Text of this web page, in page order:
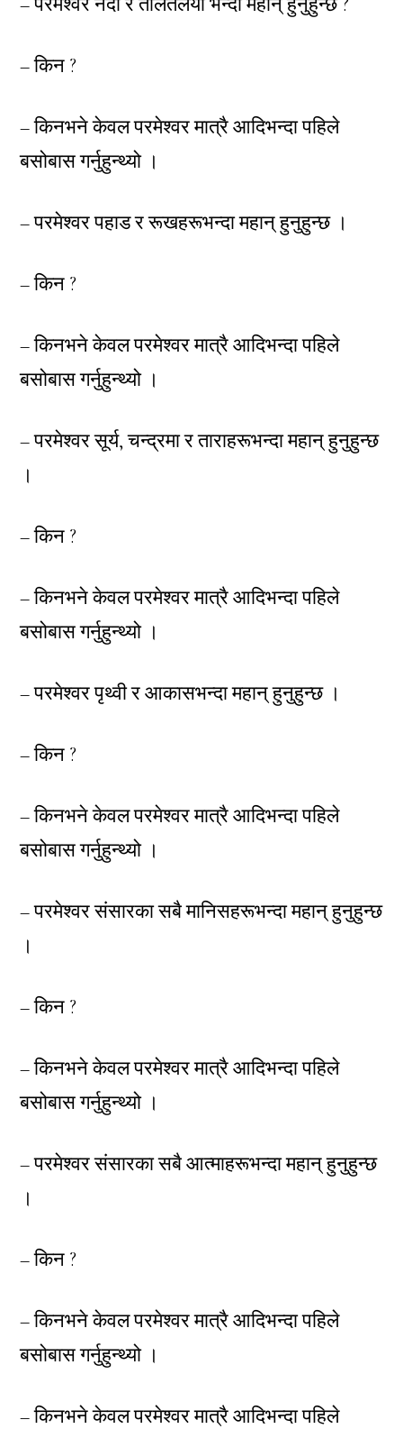
– किन ?
– किनभने केवल परमेश्वर मात्रै आदिभन्दा पहिले
बसोबास गर्नुहुन्थ्यो ।
– परमेश्वर पहाड र रूखहरूभन्दा महान् हुनुहुन्छ ।
– किन ?
– किनभने केवल परमेश्वर मात्रै आदिभन्दा पहिले
बसोबास गर्नुहुन्थ्यो ।
– परमेश्वर सूर्य, चन्द्रमा र ताराहरूभन्दा महान् हुनुहुन्छ
।
– किन ?
– किनभने केवल परमेश्वर मात्रै आदिभन्दा पहिले
बसोबास गर्नुहुन्थ्यो ।
– परमेश्वर पृथ्वी र आकासभन्दा महान् हुनुहुन्छ ।
– किन ?
– किनभने केवल परमेश्वर मात्रै आदिभन्दा पहिले
बसोबास गर्नुहुन्थ्यो ।
– परमेश्वर संसारका सबै मानिसहरूभन्दा महान् हुनुहुन्छ
।
– किन ?
– किनभने केवल परमेश्वर मात्रै आदिभन्दा पहिले
बसोबास गर्नुहुन्थ्यो ।
– परमेश्वर संसारका सबै आत्माहरूभन्दा महान् हुनुहुन्छ
।
– किन ?
– किनभने केवल परमेश्वर मात्रै आदिभन्दा पहिले
बसोबास गर्नुहुन्थ्यो ।
– किनभने केवल परमेश्वर मात्रै आदिभन्दा पहिले